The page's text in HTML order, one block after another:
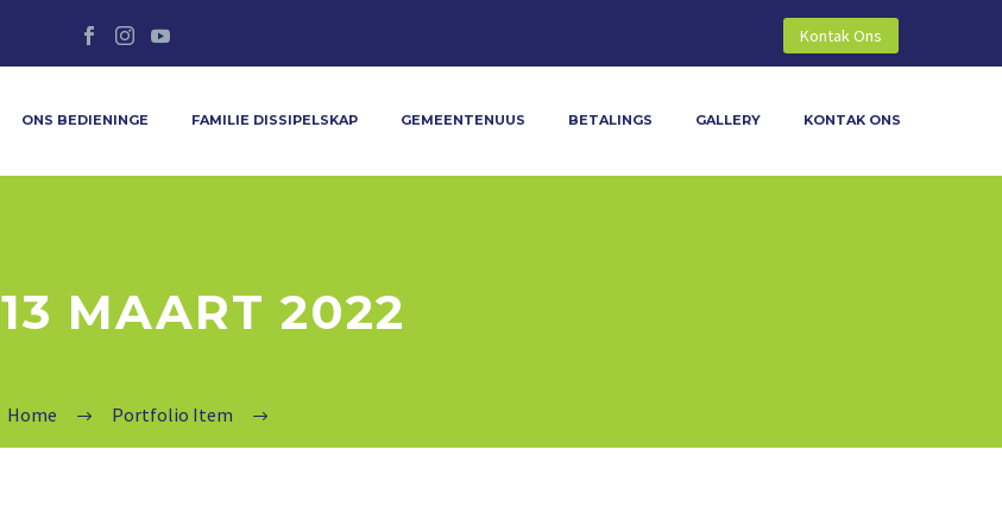
Kontak Ons
ONS BEDIENINGE FAMILIE DISSIPELSKAP GEMEENTENUUS BETALINGS GALLERY KONTAK ONS
13 MAART 2022
Home Portfolio Item